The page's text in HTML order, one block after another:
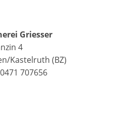
Griesser
4
Kastelruth (BZ)
707656